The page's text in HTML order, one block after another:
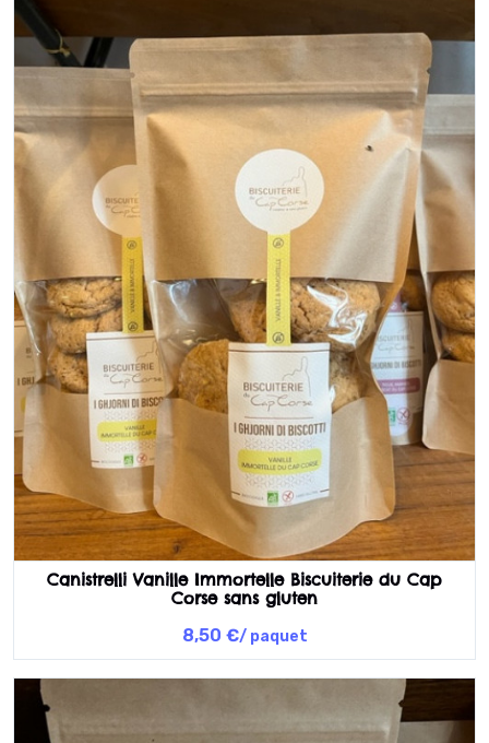
Canistrelli Vanille Immortelle Biscuiterie du Cap
Corse sans gluten
8,50 €/ paquet